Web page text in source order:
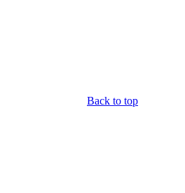
Back to top